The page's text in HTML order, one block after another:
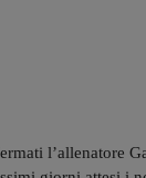
l’allenatore